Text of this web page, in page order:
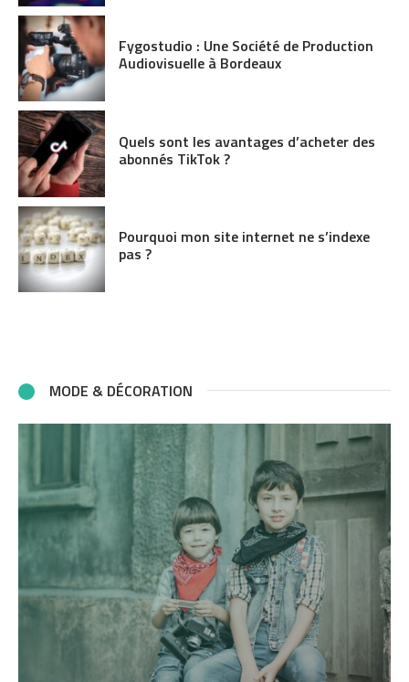
Fygostudio : Une Société de Production
Audiovisuelle à Bordeaux
Quels sont les avantages d’acheter des
abonnés TikTok ?
Pourquoi mon site internet ne s’indexe
pas ?
MODE & DÉCORATION